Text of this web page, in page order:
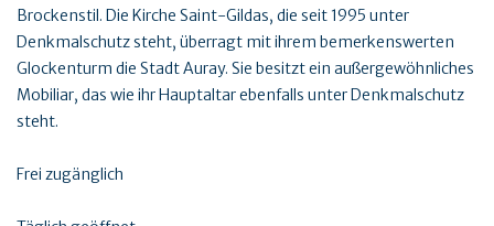
Brockenstil. Die Kirche Saint-Gildas, die seit 1995 unter
Denkmalschutz steht, überragt mit ihrem bemerkenswerten
Glockenturm die Stadt Auray. Sie besitzt ein außergewöhnliches
Mobiliar, das wie ihr Hauptaltar ebenfalls unter Denkmalschutz
steht.
Frei zugänglich